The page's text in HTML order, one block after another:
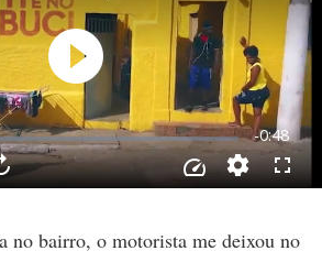
no bairro, o motorista me deixou no